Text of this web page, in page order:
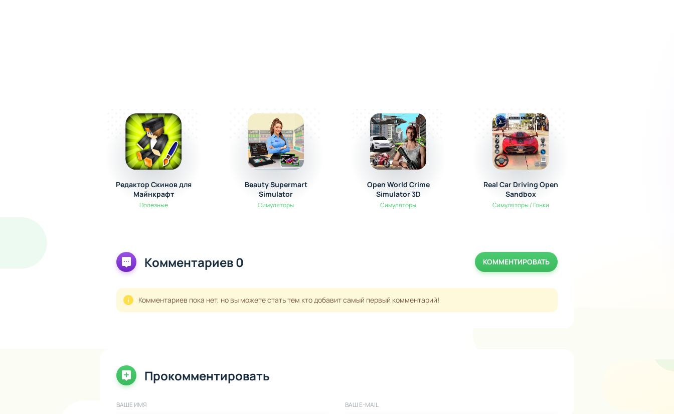
Редактор Скинов для
Майнкрафт
Полезные
Beauty Supermart
Simulator
Симуляторы
Open World Crime
Simulator 3D
Симуляторы
Real Car Driving Open
Sandbox
Симуляторы / Гонки
Комментариев 0 КОММЕНТИРОВАТЬ
Комментариев пока нет, но вы можете стать тем кто добавит самый первый комментарий!
Прокомментировать
ВАШЕ ИМЯ ВАШ E-MAIL